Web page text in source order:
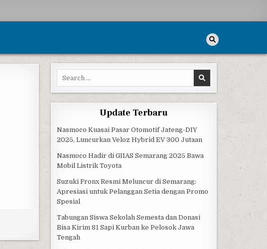
Search for:
Update Terbaru
Nasmoco Kuasai Pasar Otomotif Jateng-DIY
2025, Luncurkan Veloz Hybrid EV 300 Jutaan
Nasmoco Hadir di GIIAS Semarang 2025 Bawa
Mobil Listrik Toyota
Suzuki Fronx Resmi Meluncur di Semarang:
Apresiasi untuk Pelanggan Setia dengan Promo
Spesial
Tabungan Siswa Sekolah Semesta dan Donasi
Bisa Kirim 81 Sapi Kurban ke Pelosok Jawa
Tengah